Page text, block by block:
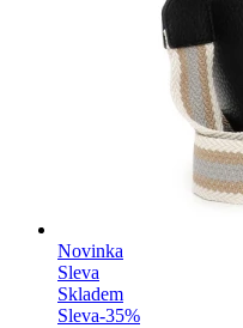
Novinka
Sleva
Skladem
Sleva-35%